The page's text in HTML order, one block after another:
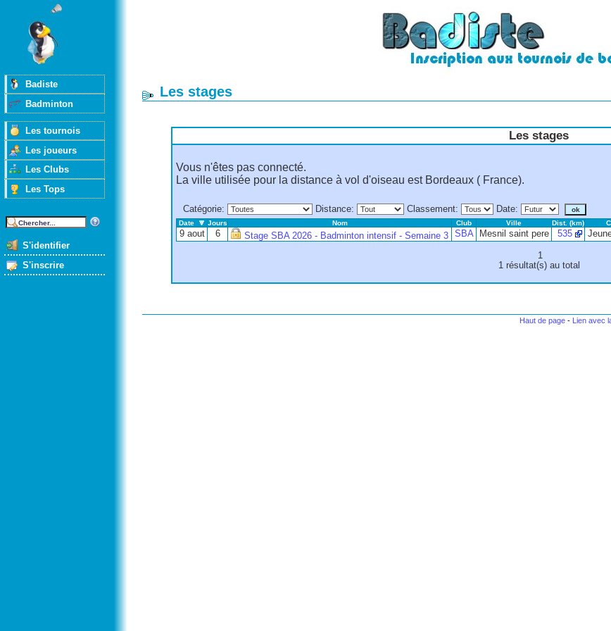
Badiste
Badminton
Les tournois
Les joueurs
Les Clubs
Les Tops
S'identifier
S'inscrire
Les stages
Les stages
Vous n'êtes pas connecté.
La ville utilisée pour la distance à vol d'oiseau est Bordeaux ( France).
Catégorie: Distance: Classement: Date:
Date Jours Nom Club Ville Dist. (km)
9 aout 6 Stage SBA 2026 - Badminton intensif - Semaine 3 SBA Mesnil saint pere 535
1
1 résultat(s) au total
Haut de page - Lien avec